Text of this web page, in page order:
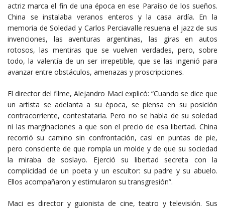
actriz marca el fin de una época en ese Paraíso de los sueños.
China se instalaba veranos enteros y la casa ardía. En la
memoria de Soledad y Carlos Perciavalle resuena el jazz de sus
invenciones, las aventuras argentinas, las giras en autos
rotosos, las mentiras que se vuelven verdades, pero, sobre
todo, la valentía de un ser irrepetible, que se las ingenió para
avanzar entre obstáculos, amenazas y proscripciones.
El director del filme, Alejandro Maci explicó: “Cuando se dice que
un artista se adelanta a su época, se piensa en su posición
contracorriente, contestataria. Pero no se habla de su soledad
ni las marginaciones a que son el precio de esa libertad. China
recorrió su camino sin confrontación, casi en puntas de pie,
pero consciente de que rompía un molde y de que su sociedad
la miraba de soslayo. Ejerció su libertad secreta con la
complicidad de un poeta y un escultor: su padre y su abuelo.
Ellos acompañaron y estimularon su transgresión”.
Maci es director y guionista de cine, teatro y televisión. Sus